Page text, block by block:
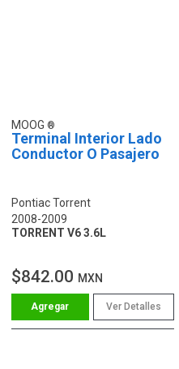
MOOG
Terminal Interior Lado
Conductor O Pasajero
Pontiac Torrent
2008-2009
TORRENT V6 3.6L
$842.00 MXN
Ver Detalles